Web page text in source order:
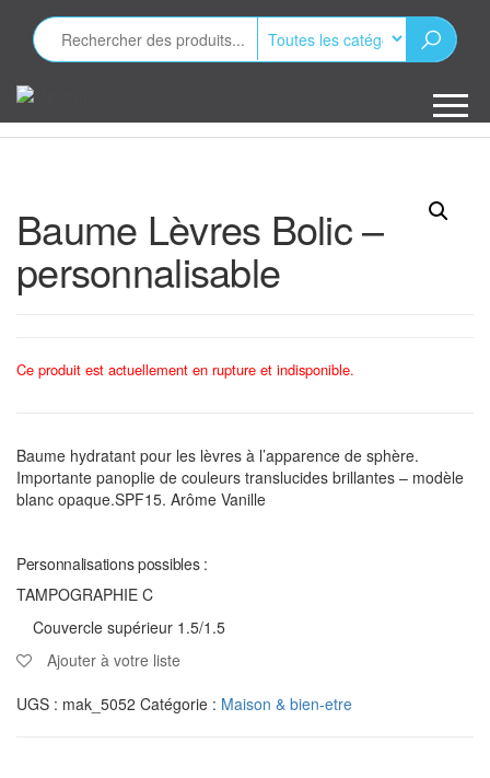
contenu
publicitaires
Baume Lèvres Bolic –
personnalisable
Ce produit est actuellement en rupture et indisponible.
Baume hydratant pour les lèvres à l’apparence de sphère.
Importante panoplie de couleurs translucides brillantes – modèle
blanc opaque.SPF15. Arôme Vanille
Personnalisations possibles :
TAMPOGRAPHIE C
Couvercle supérieur 1.5/1.5
Ajouter à votre liste
UGS : mak_5052 Catégorie : Maison & bien-etre